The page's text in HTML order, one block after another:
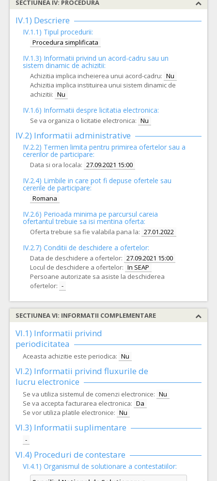
SECTIUNEA IV: PROCEDURA
IV.1) Descriere
IV.1.1) Tipul procedurii:
Procedura simplificata
IV.1.3) Informatii privind un acord-cadru sau un
sistem dinamic de achizitii:
Achizitia implica incheierea unui acord-cadru: Nu
Achizitia implica instituirea unui sistem dinamic de
achizitii: Nu
IV.1.6) Informatii despre licitatia electronica:
Se va organiza o licitatie electronica: Nu
IV.2) Informatii administrative
IV.2.2) Termen limita pentru primirea ofertelor sau a
cererilor de participare:
Data si ora locala: 27.09.2021 15:00
IV.2.4) Limbile in care pot fi depuse ofertele sau
cererile de participare:
Romana
IV.2.6) Perioada minima pe parcursul careia
ofertantul trebuie sa isi mentina oferta:
Oferta trebuie sa fie valabila pana la: 27.01.2022
IV.2.7) Conditii de deschidere a ofertelor:
Data de deschidere a ofertelor: 27.09.2021 15:00
Locul de deschidere a ofertelor: In SEAP
Persoane autorizate sa asiste la deschiderea
ofertelor: -
SECTIUNEA VI: INFORMATII COMPLEMENTARE
VI.1) Informatii privind
periodicitatea
Aceasta achizitie este periodica: Nu
VI.2) Informatii privind fluxurile de
lucru electronice
Se va utiliza sistemul de comenzi electronice: Nu
Se va accepta facturarea electronica: Da
Se vor utiliza platile electronice: Nu
VI.3) Informatii suplimentare
-
VI.4) Proceduri de contestare
VI.4.1) Organismul de solutionare a contestatiilor: